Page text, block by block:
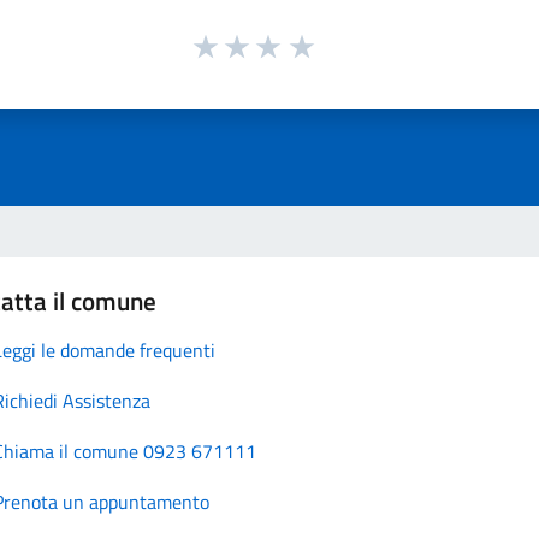
il comune
le domande frequenti
Assistenza
il comune 0923 671111
un appuntamento